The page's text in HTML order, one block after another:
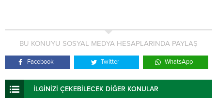
BU KONUYU SOSYAL MEDYA HESAPLARINDA PAYLAŞ
Facebook Twitter WhatsApp
İLGİNİZİ ÇEKEBİLECEK DİĞER KONULAR